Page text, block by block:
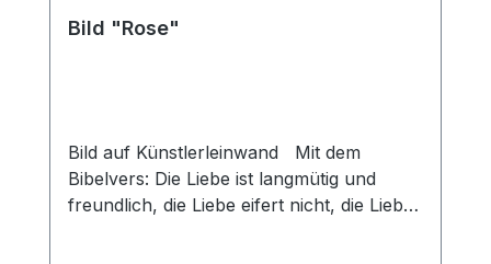
Bild "Rose"
Bild auf Künstlerleinwand Mit dem
Bibelvers: Die Liebe ist langmütig und
freundlich, die Liebe eifert nicht, die Liebe